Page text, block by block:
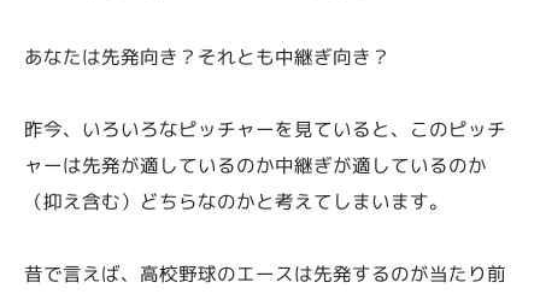
あなたは先発向き？それとも中継ぎ向き？
昨今、いろいろなピッチャーを見ていると、このピッチ
ャーは先発が適しているのか中継ぎが適しているのか
（抑え含む）どちらなのかと考えてしまいます。
昔で言えば、高校野球のエースは先発するのが当たり前